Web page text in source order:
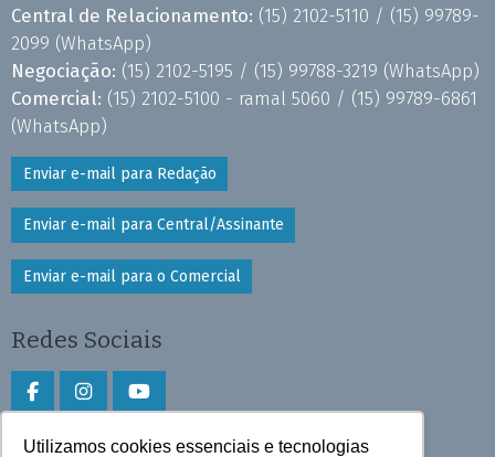
Utilizamos cookies essenciais e tecnologias
Central de Relacionamento: (15) 2102-5110 / (15) 99789-
2099 (WhatsApp)
Negociação: (15) 2102-5195 / (15) 99788-3219 (WhatsApp)
Comercial: (15) 2102-5100 - ramal 5060 / (15) 99789-6861
(WhatsApp)
Enviar e-mail para Redação
Enviar e-mail para Central/Assinante
Enviar e-mail para o Comercial
Redes Sociais